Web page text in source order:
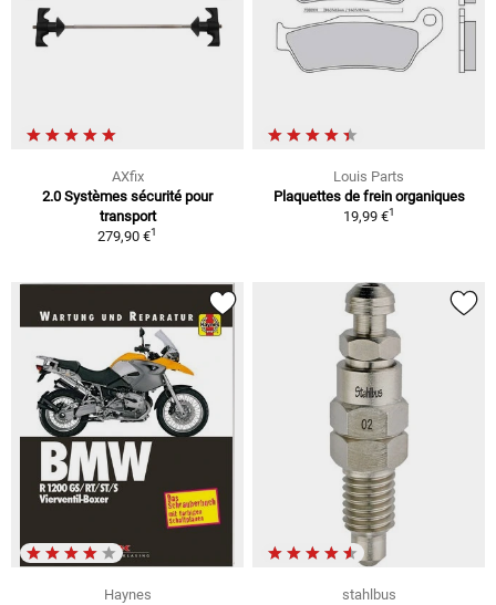
AXfix
2.0 Systèmes sécurité pour
transport
279,90 €1
Louis Parts
Plaquettes de frein organiques
19,99 €1
Haynes
stahlbus